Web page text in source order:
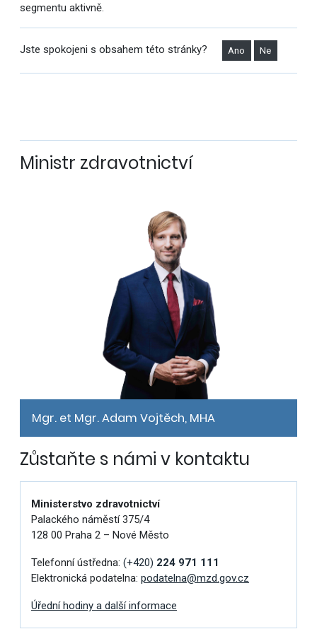
segmentu aktivně.
Jste spokojeni s obsahem této stránky? Ano Ne
Ministr zdravotnictví
Mgr. et Mgr. Adam Vojtěch, MHA
Zůstaňte s námi v kontaktu
Ministerstvo zdravotnictví
Palackého náměstí 375/4
128 00 Praha 2 – Nové Město
Telefonní ústředna: (+420) 224 971 111
Elektronická podatelna: podatelna@mzd.gov.cz
Úřední hodiny a další informace